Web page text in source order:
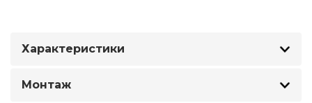
Характеристики
Монтаж